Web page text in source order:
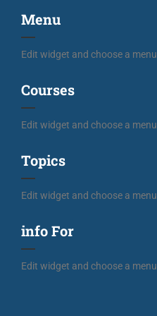
Menu
Edit widget and choose a menu
Courses
Edit widget and choose a menu
Topics
Edit widget and choose a menu
info For
Edit widget and choose a menu